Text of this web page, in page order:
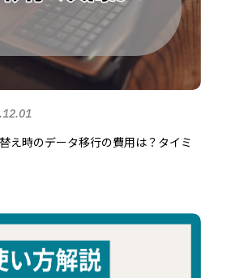
え時のデータ移行の費用は？タイミ